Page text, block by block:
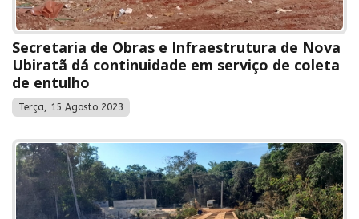
Secretaria de Obras e Infraestrutura de Nova
Ubiratã dá continuidade em serviço de coleta
de entulho
Terça, 15 Agosto 2023